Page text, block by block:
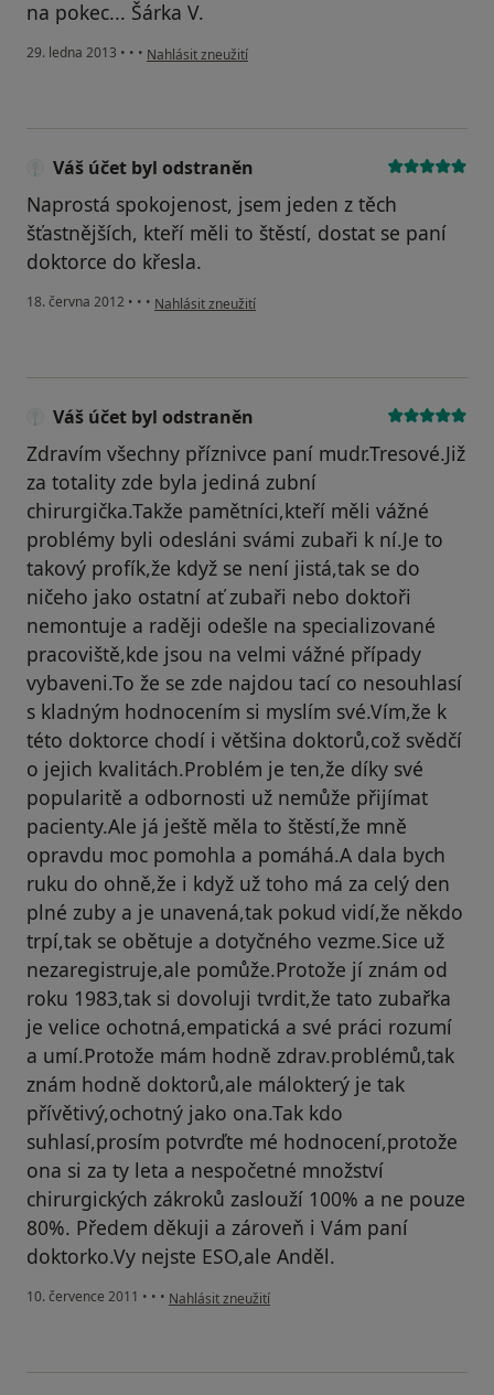
na pokec... Šárka V.
29. ledna 2013 • • • podle názoru uživatele Váš účet byl odstraněn
Nahlásit zneužití
Váš účet byl odstraněn
Naprostá spokojenost, jsem jeden z těch
šťastnějších, kteří měli to štěstí, dostat se paní
doktorce do křesla.
18. června 2012 • • • podle názoru uživatele Váš účet byl odstraněn
Nahlásit zneužití
Váš účet byl odstraněn
Zdravím všechny příznivce paní mudr.Tresové.Již
za totality zde byla jediná zubní
chirurgička.Takže pamětníci,kteří měli vážné
problémy byli odesláni svámi zubaři k ní.Je to
takový profík,že když se není jistá,tak se do
ničeho jako ostatní ať zubaři nebo doktoři
nemontuje a raději odešle na specializované
pracoviště,kde jsou na velmi vážné případy
vybaveni.To že se zde najdou tací co nesouhlasí
s kladným hodnocením si myslím své.Vím,že k
této doktorce chodí i většina doktorů,což svědčí
o jejich kvalitách.Problém je ten,že díky své
popularitě a odbornosti už nemůže přijímat
pacienty.Ale já ještě měla to štěstí,že mně
opravdu moc pomohla a pomáhá.A dala bych
ruku do ohně,že i když už toho má za celý den
plné zuby a je unavená,tak pokud vidí,že někdo
trpí,tak se obětuje a dotyčného vezme.Sice už
nezaregistruje,ale pomůže.Protože jí znám od
roku 1983,tak si dovoluji tvrdit,že tato zubařka
je velice ochotná,empatická a své práci rozumí
a umí.Protože mám hodně zdrav.problémů,tak
znám hodně doktorů,ale málokterý je tak
přívětivý,ochotný jako ona.Tak kdo
suhlasí,prosím potvrďte mé hodnocení,protože
ona si za ty leta a nespočetné množství
chirurgických zákroků zaslouží 100% a ne pouze
80%. Předem děkuji a zároveň i Vám paní
doktorko.Vy nejste ESO,ale Anděl.
10. července 2011 • • • podle názoru uživatele Váš účet byl odstraněn
Nahlásit zneužití